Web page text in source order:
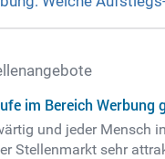
im Bereich Werbung
und jeder Mensch
Stellenmarkt sehr